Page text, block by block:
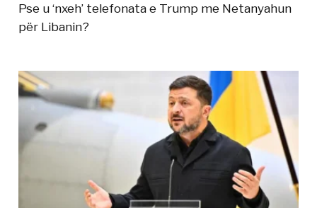
Pse u ‘nxeh’ telefonata e Trump me Netanyahun
për Libanin?